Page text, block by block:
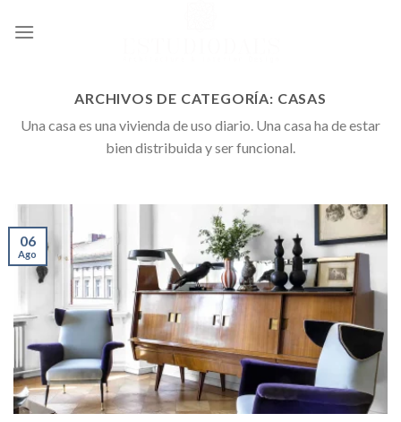
ARCHIVOS DE CATEGORÍA: CASAS
Una casa es una vivienda de uso diario. Una casa ha de estar
bien distribuida y ser funcional.
06
Ago